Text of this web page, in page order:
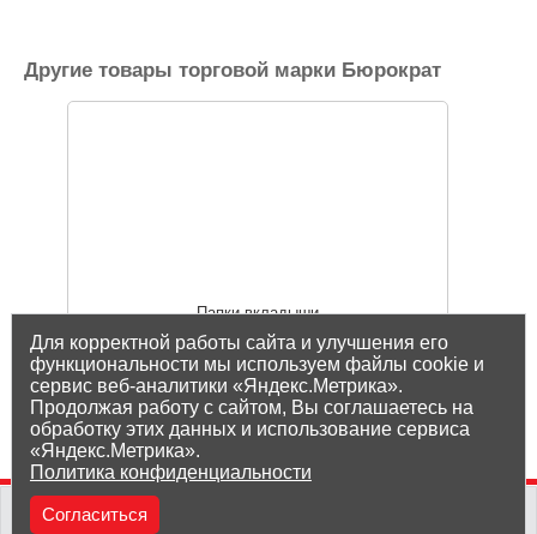
Другие товары торговой марки Бюрократ
Папки-вкладыши
Показать все товары Бюрократ
Для корректной работы сайта и улучшения его
функциональности мы используем файлы cookie и
сервис веб-аналитики «Яндекс.Метрика».
Продолжая работу с сайтом, Вы соглашаетесь на
обработку этих данных и использование сервиса
«Яндекс.Метрика».
Политика конфиденциальности
Согласиться
(8212) 25-05-05